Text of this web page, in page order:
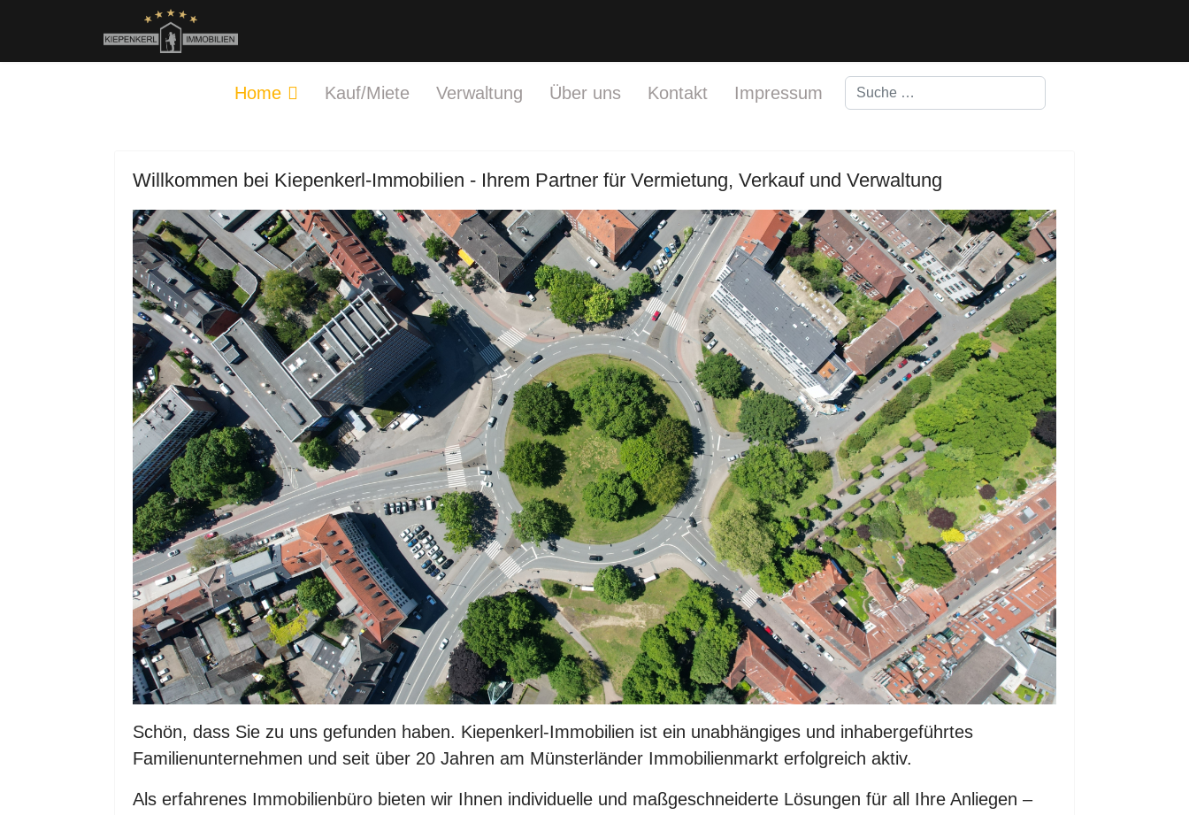
Home Kauf/Miete Verwaltung Über uns Kontakt Impressum
Suchen
Willkommen bei Kiepenkerl-Immobilien - Ihrem Partner für Vermietung, Verkauf und Verwaltung
Schön, dass Sie zu uns gefunden haben. Kiepenkerl-Immobilien ist ein unabhängiges und inhabergeführtes
Familienunternehmen und seit über 20 Jahren am Münsterländer Immobilienmarkt erfolgreich aktiv.
Als erfahrenes Immobilienbüro bieten wir Ihnen individuelle und maßgeschneiderte Lösungen für all Ihre Anliegen –